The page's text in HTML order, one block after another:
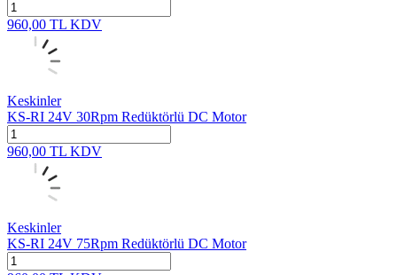
960,00 TL KDV
Keskinler
KS-RI 24V 30Rpm Redüktörlü DC Motor
960,00 TL KDV
Keskinler
KS-RI 24V 75Rpm Redüktörlü DC Motor